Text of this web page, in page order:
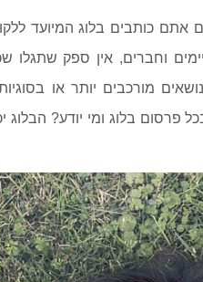
כותבים בלוג המיועד
וחברים, אין ספק שתגלו
מורכבים יותר או
בלוג ומי יודע? הבלוג